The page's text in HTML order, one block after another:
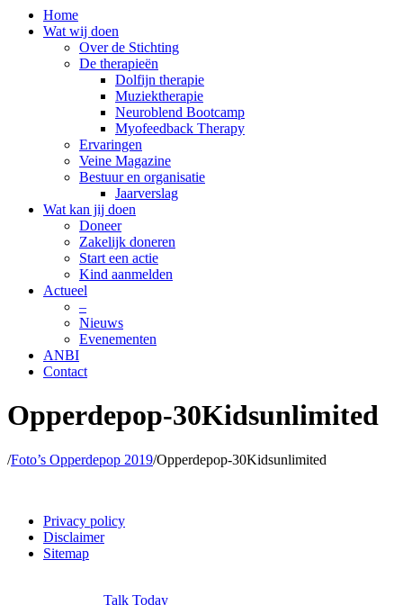
Home
Wat wij doen
Over de Stichting
De therapieën
Dolfijn therapie
Muziektherapie
Neuroblend Bootcamp
Myofeedback Therapy
Ervaringen
Veine Magazine
Bestuur en organisatie
Jaarverslag
Wat kan jij doen
Doneer
Zakelijk doneren
Start een actie
Kind aanmelden
Actueel
–
Nieuws
Evenementen
ANBI
Contact
Opperdepop-30Kidsunlimited
/Foto’s Opperdepop 2019/Opperdepop-30Kidsunlimited
Privacy policy
Disclaimer
Sitemap
Talk Today.